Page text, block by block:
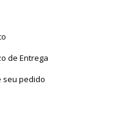
de Entrega
seu pedido